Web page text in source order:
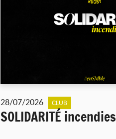
28/07/2026 CLUB
SOLIDARITÉ incendies